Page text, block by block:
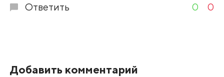
Ответить 0 0
Добавить комментарий